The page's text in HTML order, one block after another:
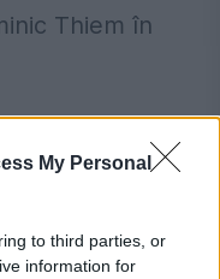
My Personal
to third parties, or
information for
Thiem în